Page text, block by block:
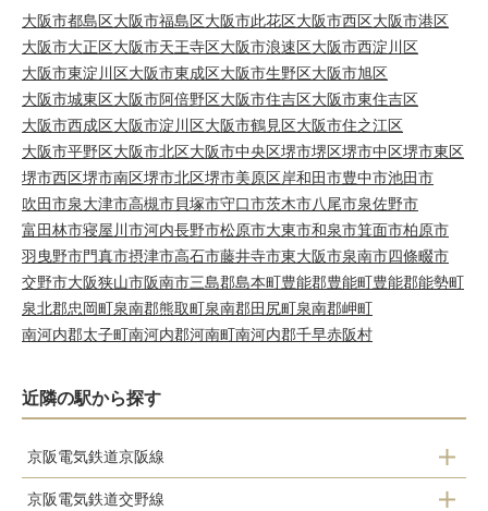
大阪市都島区大阪市福島区大阪市此花区大阪市西区大阪市港区
大阪市大正区大阪市天王寺区大阪市浪速区大阪市西淀川区
大阪市東淀川区大阪市東成区大阪市生野区大阪市旭区
大阪市城東区大阪市阿倍野区大阪市住吉区大阪市東住吉区
大阪市西成区大阪市淀川区大阪市鶴見区大阪市住之江区
大阪市平野区大阪市北区大阪市中央区堺市堺区堺市中区堺市東区
堺市西区堺市南区堺市北区堺市美原区岸和田市豊中市池田市
吹田市泉大津市高槻市貝塚市守口市茨木市八尾市泉佐野市
富田林市寝屋川市河内長野市松原市大東市和泉市箕面市柏原市
羽曳野市門真市摂津市高石市藤井寺市東大阪市泉南市四條畷市
交野市大阪狭山市阪南市三島郡島本町豊能郡豊能町豊能郡能勢町
泉北郡忠岡町泉南郡熊取町泉南郡田尻町泉南郡岬町
南河内郡太子町南河内郡河南町南河内郡千早赤阪村
近隣の駅から探す
京阪電気鉄道京阪線
樟葉
京阪電気鉄道交野線